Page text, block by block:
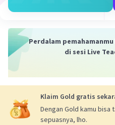
untuk berkontribusi
seperti tanah atau
diperoleh melalui
menyediakan faktor
aktivitas ekonomi
sektor.
Perdalam
di sesi Live
Klaim Gold gratis
Dengan Gold kamu bisa
sepuasnya, lho.